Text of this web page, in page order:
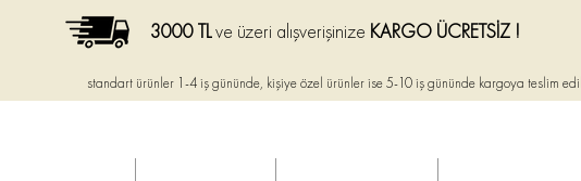
standart ürünler 1-4 iş gününde, kişiye özel ürünler ise 5-10 iş gününde kargoya teslim
3000 TLve üzeri alışverişinize KARGO ÜCRETSİZ !